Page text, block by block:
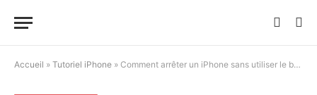
Accueil » Tutoriel iPhone » Comment arrêter un iPhone sans utiliser le bouton Power